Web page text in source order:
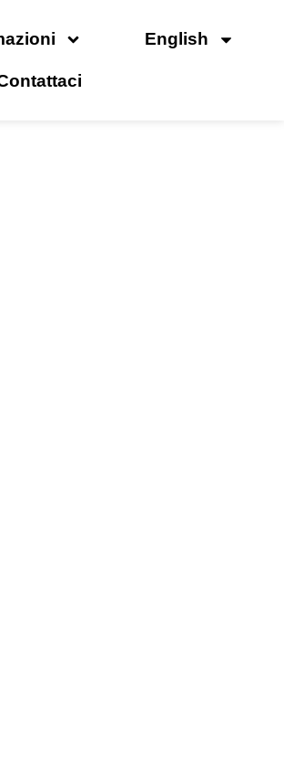
English